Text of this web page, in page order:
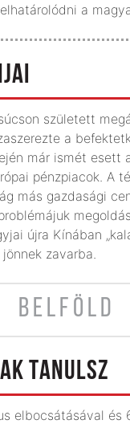
a
született
a
már ismét esett
pénzpiacok. A
más gazdasági
újra Kínában
zavarba.
BELFÖLD
TANULSZ
elbocsátásával és